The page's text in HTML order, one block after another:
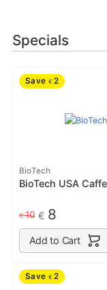
Specials
Save € 2
BioTech
BioTech USA
€10 € 8
Add to Cart
Save € 2